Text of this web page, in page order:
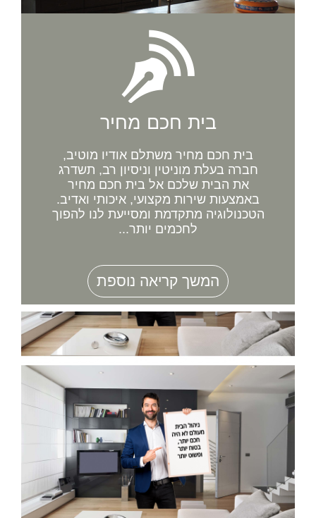
בית חכם מחיר
בית חכם מחיר משתלם אודיו מוטיב,
חברה בעלת מוניטין וניסיון רב, תשדרג
את הבית שלכם אל בית חכם מחיר
באמצעות שירות מקצועי, איכותי ואדיב.
הטכנולוגיה מתקדמת ומסייעת לנו להפוך
לחכמים יותר...
המשך קריאה נוספת